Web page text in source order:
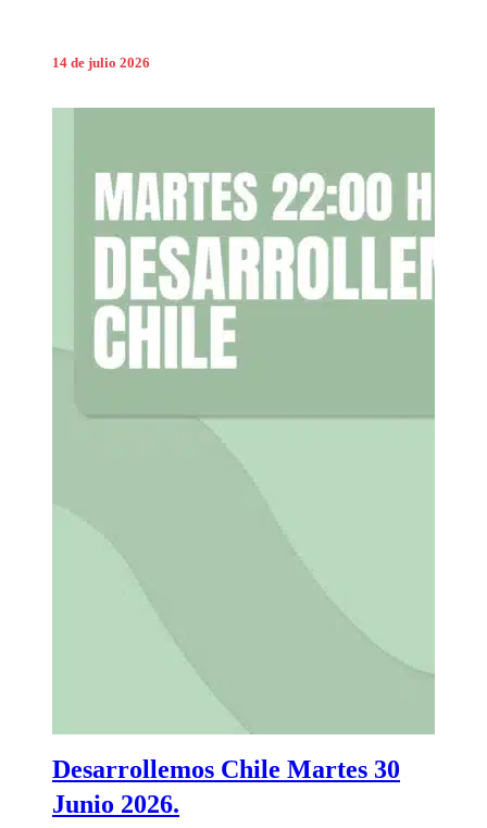
14 de julio 2026
Desarrollemos Chile Martes 30
Junio 2026.